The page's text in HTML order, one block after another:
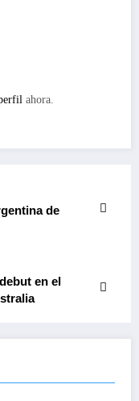
ahora.
de
en el